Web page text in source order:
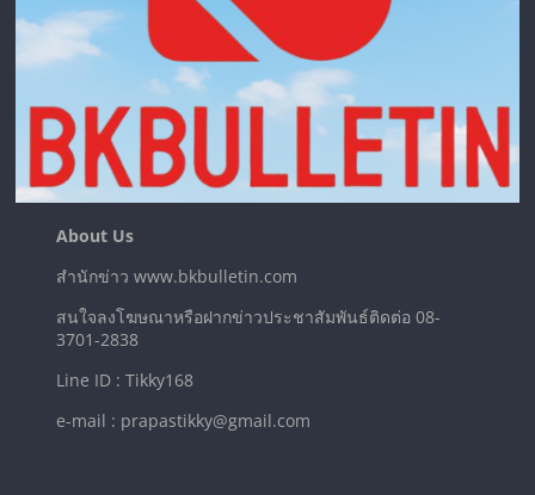
About Us
สำนักข่าว www.bkbulletin.com
สนใจลงโฆษณาหรือฝากข่าวประชาสัมพันธ์ติดต่อ 08-
3701-2838
Line ID : Tikky168
e-mail : prapastikky@gmail.com